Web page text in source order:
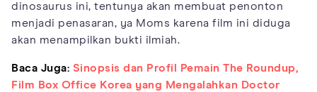
dinosaurus ini, tentunya akan membuat penonton
menjadi penasaran, ya Moms karena film ini diduga
akan menampilkan bukti ilmiah.
Baca Juga: Sinopsis dan Profil Pemain The Roundup,
Film Box Office Korea yang Mengalahkan Doctor